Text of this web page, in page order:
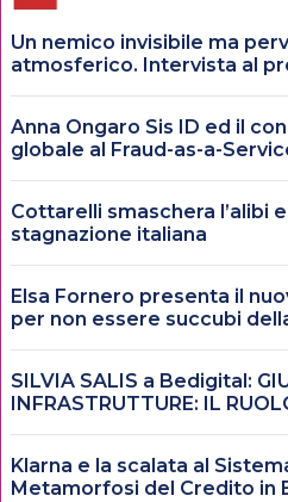
Un nemico invisibile ma
atmosferico. Intervista al
Anna Ongaro Sis ID ed il
globale al Fraud-as-a-
Cottarelli smaschera l’alibi
stagnazione italiana
Elsa Fornero presenta il
per non essere succubi
SILVIA SALIS a Bedigital:
INFRASTRUTTURE: IL
Klarna e la scalata al
Metamorfosi del Credito in